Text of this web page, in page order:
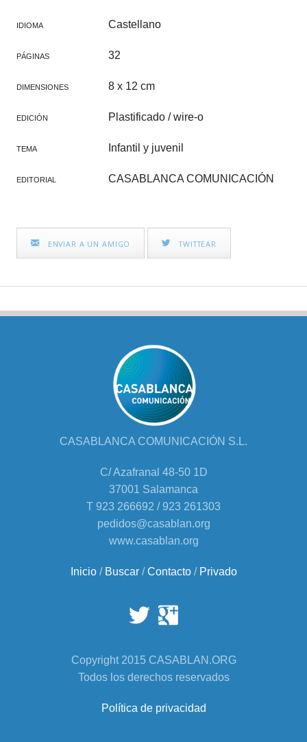
IDIOMA Castellano
PÁGINAS 32
DIMENSIONES 8 x 12 cm
EDICIÓN Plastificado / wire-o
TEMA Infantil y juvenil
EDITORIAL CASABLANCA COMUNICACIÓN
ENVIAR A UN AMIGO TWITTEAR
CASABLANCA COMUNICACIÓN S.L.
C/ Azafranal 48-50 1D
37001 Salamanca
T 923 266692 / 923 261303
pedidos@casablan.org
www.casablan.org
Inicio/ Buscar/Contacto/ Privado
Copyright 2015 CASABLAN.ORG
Todos los derechos reservados
Política de privacidad